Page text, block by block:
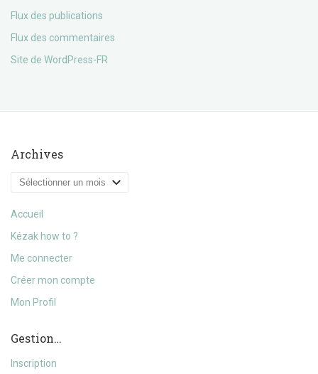
Flux des publications
Flux des commentaires
Site de WordPress-FR
Archives
Archives
Accueil
Kézak how to ?
Me connecter
Créer mon compte
Mon Profil
Gestion…
Inscription